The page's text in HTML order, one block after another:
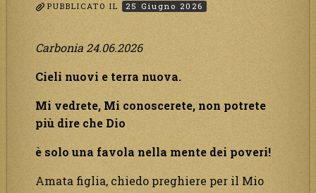
PUBBLICATO IL 25 Giugno 2026
Carbonia 24.06.2026
Cieli nuovi e terra nuova.
Mi vedrete, Mi conoscerete, non potrete
più dire che Dio
è solo una favola nella mente dei poveri!
Amata figlia, chiedo preghiere per il Mio